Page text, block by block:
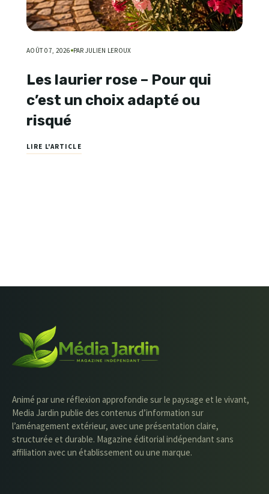
AOÛT 07, 2026 PAR JULIEN LEROUX
Les laurier rose – Pour qui
c’est un choix adapté ou
risqué
LIRE L'ARTICLE
Animé par une réflexion approfondie sur le paysage et le vivant,
Media Jardin publie des contenus d’information sur
l’aménagement extérieur, avec une présentation claire,
structurée et durable. Magazine éditorial indépendant sans
affiliation avec un établissement ou une marque.